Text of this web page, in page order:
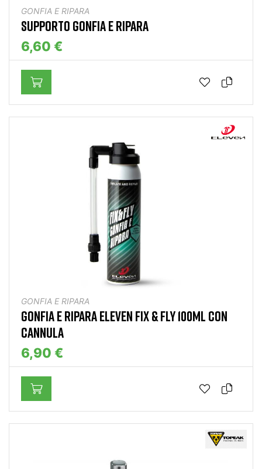
GONFIA E RIPARA
SUPPORTO GONFIA E RIPARA
6,60 €
GONFIA E RIPARA
GONFIA E RIPARA ELEVEN FIX & FLY 100ML CON
CANNULA
6,90 €